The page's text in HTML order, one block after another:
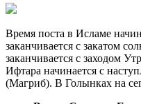
Время поста в Исламе
заканчивается с закатом
заканчивается с заходом
Ифтара начинается с
(Магриб). В Голынках на